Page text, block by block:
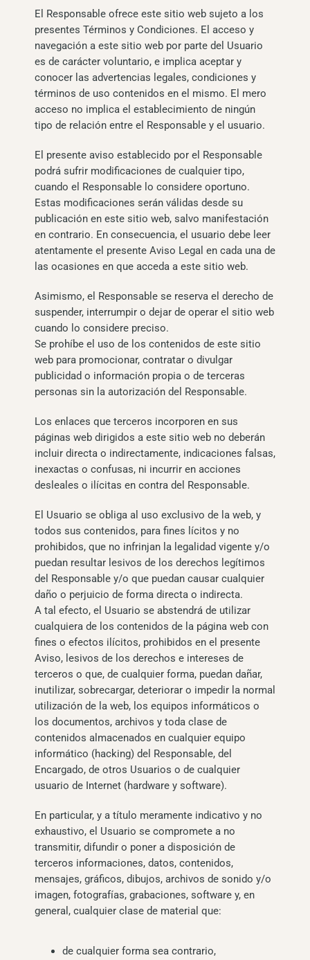
El Responsable ofrece este sitio web sujeto a los
presentes Términos y Condiciones. El acceso y
navegación a este sitio web por parte del Usuario
es de carácter voluntario, e implica aceptar y
conocer las advertencias legales, condiciones y
términos de uso contenidos en el mismo. El mero
acceso no implica el establecimiento de ningún
tipo de relación entre el Responsable y el usuario.
El presente aviso establecido por el Responsable
podrá sufrir modificaciones de cualquier tipo,
cuando el Responsable lo considere oportuno.
Estas modificaciones serán válidas desde su
publicación en este sitio web, salvo manifestación
en contrario. En consecuencia, el usuario debe leer
atentamente el presente Aviso Legal en cada una de
las ocasiones en que acceda a este sitio web.
Asimismo, el Responsable se reserva el derecho de
suspender, interrumpir o dejar de operar el sitio web
cuando lo considere preciso.
Se prohíbe el uso de los contenidos de este sitio
web para promocionar, contratar o divulgar
publicidad o información propia o de terceras
personas sin la autorización del Responsable.
Los enlaces que terceros incorporen en sus
páginas web dirigidos a este sitio web no deberán
incluir directa o indirectamente, indicaciones falsas,
inexactas o confusas, ni incurrir en acciones
desleales o ilícitas en contra del Responsable.
El Usuario se obliga al uso exclusivo de la web, y
todos sus contenidos, para fines lícitos y no
prohibidos, que no infrinjan la legalidad vigente y/o
puedan resultar lesivos de los derechos legítimos
del Responsable y/o que puedan causar cualquier
daño o perjuicio de forma directa o indirecta.
A tal efecto, el Usuario se abstendrá de utilizar
cualquiera de los contenidos de la página web con
fines o efectos ilícitos, prohibidos en el presente
Aviso, lesivos de los derechos e intereses de
terceros o que, de cualquier forma, puedan dañar,
inutilizar, sobrecargar, deteriorar o impedir la normal
utilización de la web, los equipos informáticos o
los documentos, archivos y toda clase de
contenidos almacenados en cualquier equipo
informático (hacking) del Responsable, del
Encargado, de otros Usuarios o de cualquier
usuario de Internet (hardware y software).
En particular, y a título meramente indicativo y no
exhaustivo, el Usuario se compromete a no
transmitir, difundir o poner a disposición de
terceros informaciones, datos, contenidos,
mensajes, gráficos, dibujos, archivos de sonido y/o
imagen, fotografías, grabaciones, software y, en
general, cualquier clase de material que:
de cualquier forma sea contrario,